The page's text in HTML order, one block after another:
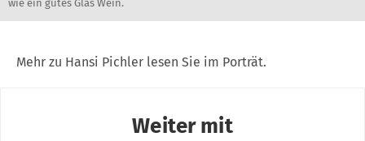
wie ein gutes Glas Wein.
Mehr zu Hansi Pichler lesen Sie im Porträt.